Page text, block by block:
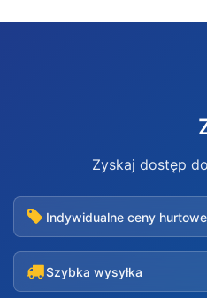
Zyskaj dostęp
Indywidualne ceny hurtowe
Szybka wysyłka